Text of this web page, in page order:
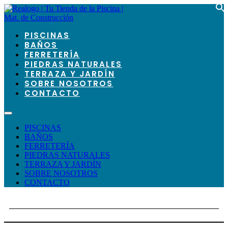
PISCINAS
BAÑOS
FERRETERÍA
PIEDRAS NATURALES
TERRAZA Y JARDÍN
SOBRE NOSOTROS
CONTACTO
PISCINAS
BAÑOS
FERRETERÍA
PIEDRAS NATURALES
TERRAZA Y JARDÍN
SOBRE NOSOTROS
CONTACTO
+34 951662900 realogo@realogo.es
¡¡ Contacta con Nosotros !!